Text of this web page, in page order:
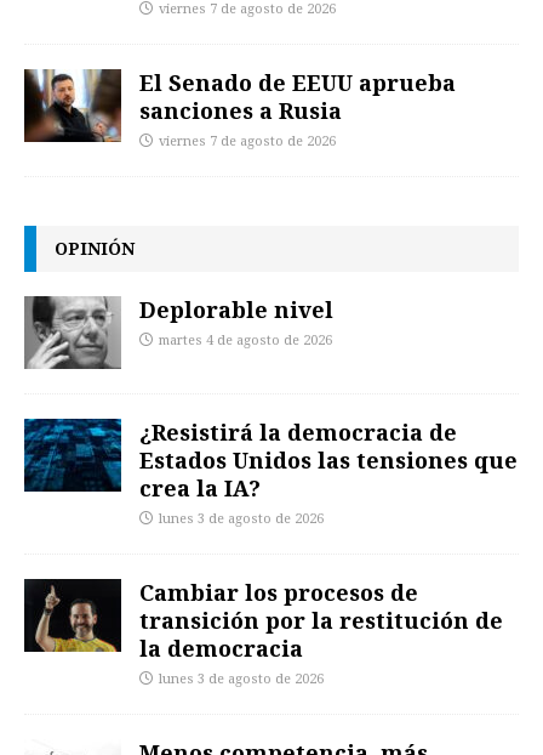
viernes 7 de agosto de 2026
El Senado de EEUU aprueba
sanciones a Rusia
viernes 7 de agosto de 2026
OPINIÓN
Deplorable nivel
martes 4 de agosto de 2026
¿Resistirá la democracia de
Estados Unidos las tensiones que
crea la IA?
lunes 3 de agosto de 2026
Cambiar los procesos de
transición por la restitución de
la democracia
lunes 3 de agosto de 2026